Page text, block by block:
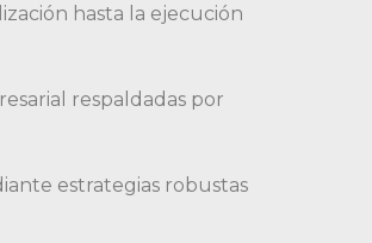
hasta la ejecución
respaldadas por
estrategias robustas